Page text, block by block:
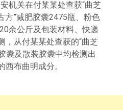
机关在付某某处查获“曲芝
方”减肥胶囊2475瓶、粉色
余公斤及包装材料、快递
，从付某某处查获的“曲芝
囊及散装胶囊中均检测出
布曲明成分。